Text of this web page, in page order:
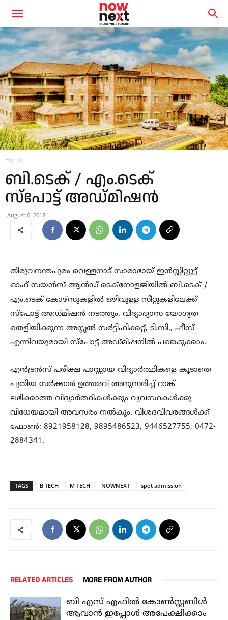
Home
ബി.ടെക് / എം.ടെക്
സ്‌പോട്ട്‌ അഡ്മിഷൻ
August 6, 2018
തിരുവനന്തപുരം വെള്ളനാട് സാരാഭായ് ഇന്‍സ്റ്റിറ്റ്യൂട്ട്
ഓഫ് സയന്‍സ് ആന്‍ഡ് ടെക്നോളജിയില്‍ ബി.ടെക് /
എം.ടെക് കോഴ്സുകളിൽ ഒഴിവുള്ള സീറ്റുകളിലേക്ക്
സ്പോട്ട് അഡ്മിഷന്‍ നടത്തും. വിദ്യാഭ്യാസ യോഗ്യത
തെളിയിക്കുന്ന അസ്സൽ സർട്ടിഫിക്കറ്റ്, ടി.സി., ഫീസ്
എന്നിവയുമായി സ്പോട്ട് അഡ്മിഷനില്‍ പങ്കെടുക്കാം.
എൻട്രൻസ് പരീക്ഷ പാസ്സായ വിദ്യാർത്ഥികളെ കൂടാതെ
പുതിയ സർക്കാർ ഉത്തരവ് അനുസരിച്ച് റാങ്ക്
ലഭിക്കാത്ത വിദ്യാർത്ഥികള്‍ക്കും വ്യവസ്ഥകള്‍ക്കു
വിധേയമായി അവസരം നല്‍കും. വിശദവിവരങ്ങള്‍ക്ക്
ഫോൺ: 8921958128, 9895486523, 9446527755, 0472-
2884341.
TAGS B TECH M TECH NOWNEXT spot admission
RELATED ARTICLES MORE FROM AUTHOR
ബി എസ് എഫിൽ കോൺസ്റ്റബിൾ
ആവാൻ ഇപ്പോൾ അപേക്ഷിക്കാം